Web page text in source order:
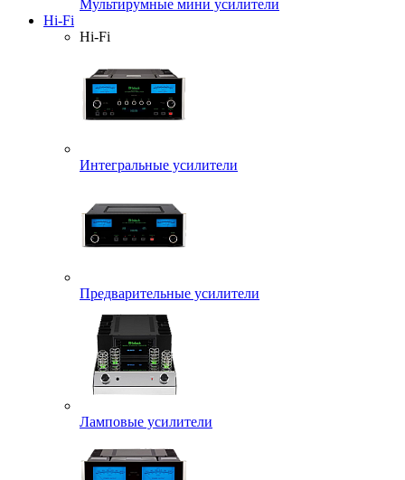
Мультирумные мини усилители
Hi-Fi
Hi-Fi
Интегральные усилители
Предварительные усилители
Ламповые усилители